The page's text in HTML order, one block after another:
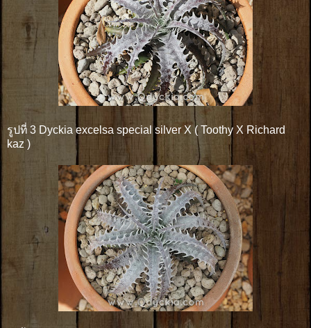
รูปที่ 3 Dyckia excelsa special silver X ( Toothy X Richard
kaz )